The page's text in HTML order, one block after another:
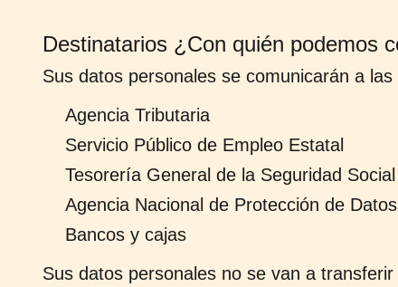
Destinatarios ¿Con quién podemos
Sus datos personales se comunicarán a
Agencia Tributaria
Servicio Público de Empleo Estatal
Tesorería General de la Seguridad Social
Agencia Nacional de Protección de Datos
Bancos y cajas
Sus datos personales no se van a